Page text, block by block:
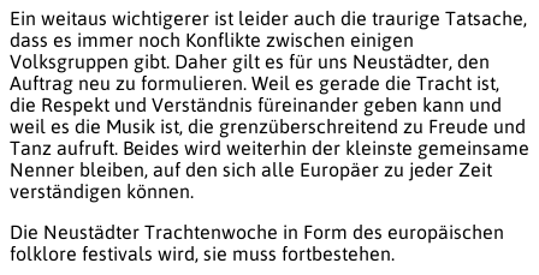
Ein weitaus wichtigerer ist leider auch die traurige Tatsache,
dass es immer noch Konflikte zwischen einigen
Volksgruppen gibt. Daher gilt es für uns Neustädter, den
Auftrag neu zu formulieren. Weil es gerade die Tracht ist,
die Respekt und Verständnis füreinander geben kann und
weil es die Musik ist, die grenzüberschreitend zu Freude und
Tanz aufruft. Beides wird weiterhin der kleinste gemeinsame
Nenner bleiben, auf den sich alle Europäer zu jeder Zeit
verständigen können.
Die Neustädter Trachtenwoche in Form des europäischen
folklore festivals wird, sie muss fortbestehen.